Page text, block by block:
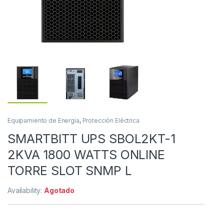
Equipamiento de Energía, Protección Eléctrica
SMARTBITT UPS SBOL2KT-1
2KVA 1800 WATTS ONLINE
TORRE SLOT SNMP L
Availability: Agotado